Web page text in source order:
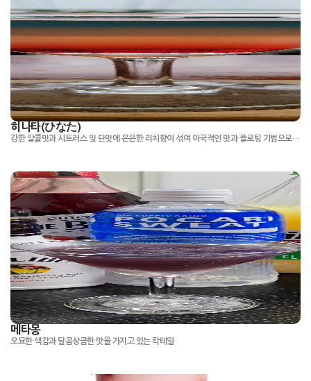
히나타(ひなた)
강한 알콜맛과 시트러스 및 단맛에 은은한 리치향이 섞여 이국적인 맛과 플로팅 기법으로 인한 비쥬얼 칵테일.
메타몽
오묘한 색감과 달콤상큼한 맛을 가지고 있는 칵테일